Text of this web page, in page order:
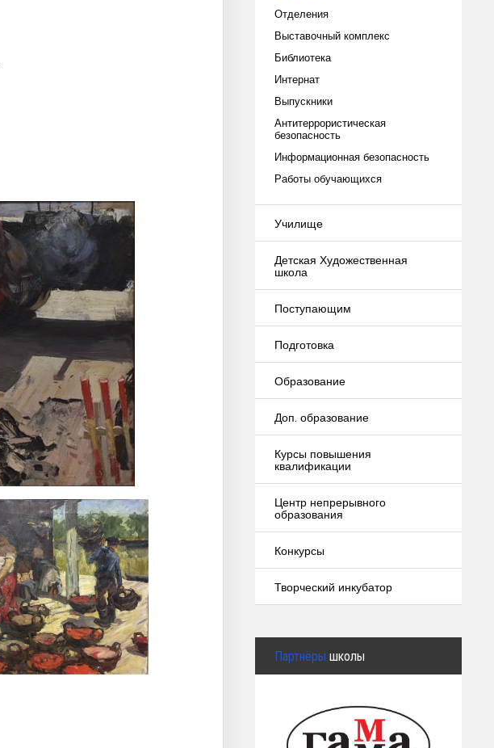
Отделения
Выставочный комплекс
Библиотека
Интернат
Выпускники
Антитеррористическая
безопасность
Информационная безопасность
Работы обучающихся
Училище
Детская Художественная
школа
Поступающим
Подготовка
Образование
Доп. образование
Курсы повышения
квалификации
Центр непрерывного
образования
Конкурсы
Творческий инкубатор
Партнёры школы